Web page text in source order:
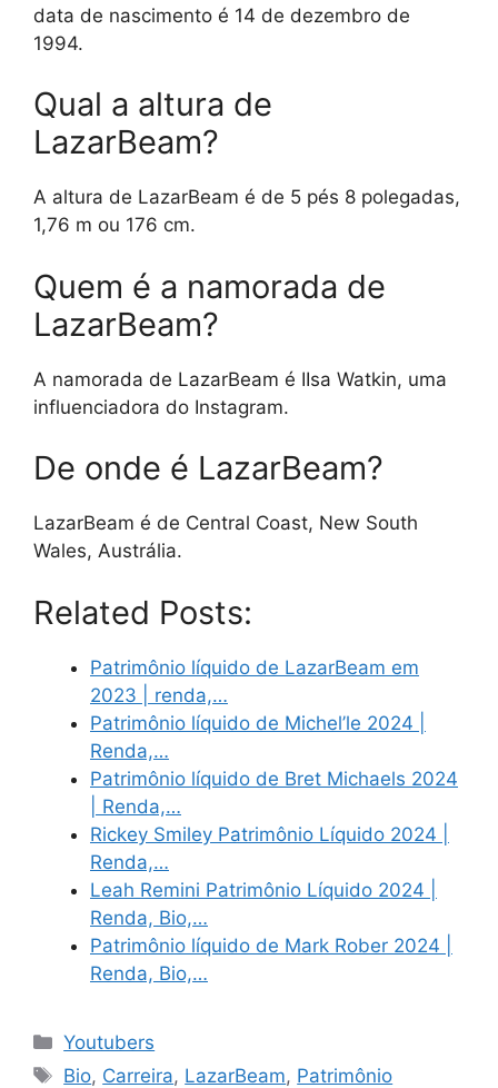
data de nascimento é 14 de dezembro de
1994.
Qual a altura de
LazarBeam?
A altura de LazarBeam é de 5 pés 8 polegadas,
1,76 m ou 176 cm.
Quem é a namorada de
LazarBeam?
A namorada de LazarBeam é IIsa Watkin, uma
influenciadora do Instagram.
De onde é LazarBeam?
LazarBeam é de Central Coast, New South
Wales, Austrália.
Related Posts:
Patrimônio líquido de LazarBeam em
2023 | renda,…
Patrimônio líquido de Michel’le 2024 |
Renda,…
Patrimônio líquido de Bret Michaels 2024
| Renda,…
Rickey Smiley Patrimônio Líquido 2024 |
Renda,…
Leah Remini Patrimônio Líquido 2024 |
Renda, Bio,…
Patrimônio líquido de Mark Rober 2024 |
Renda, Bio,…
Categories
Youtubers
Tags
Bio, Carreira, LazarBeam, Patrimônio